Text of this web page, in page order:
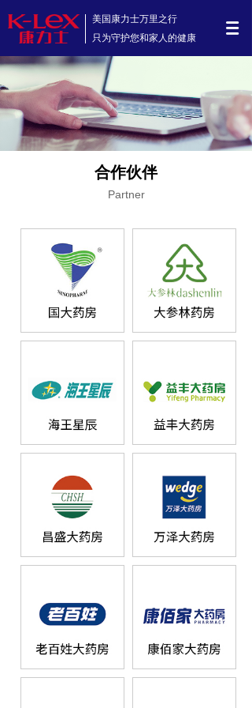
美国康力士万里之行
只为守护您和家人的健康
合作伙伴
Partner